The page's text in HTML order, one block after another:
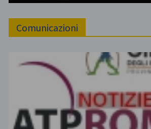
Comunicazioni